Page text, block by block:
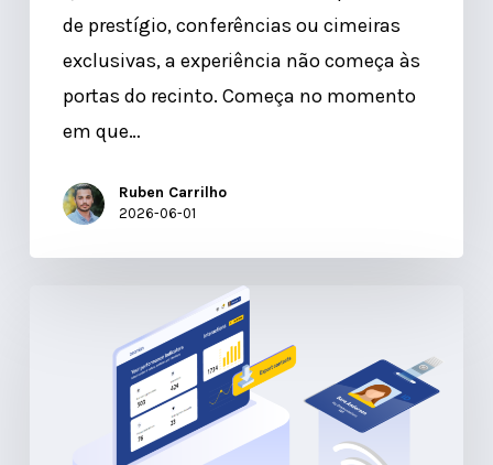
Eventos
de prestígio, conferências ou cimeiras
exclusivas, a experiência não começa às
portas do recinto. Começa no momento
em que…
Ruben Carrilho
2026-06-01